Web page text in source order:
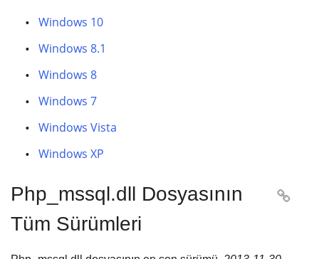
Windows 10
Windows 8.1
Windows 8
Windows 7
Windows Vista
Windows XP
Php_mssql.dll Dosyasının
Tüm Sürümleri
